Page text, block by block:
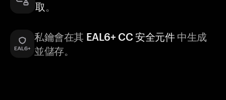
取 。
私鑰會在其 EAL6+ CC 安全元件中生成
並儲存。